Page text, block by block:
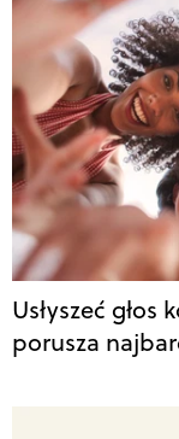
Usłyszeć
porusza